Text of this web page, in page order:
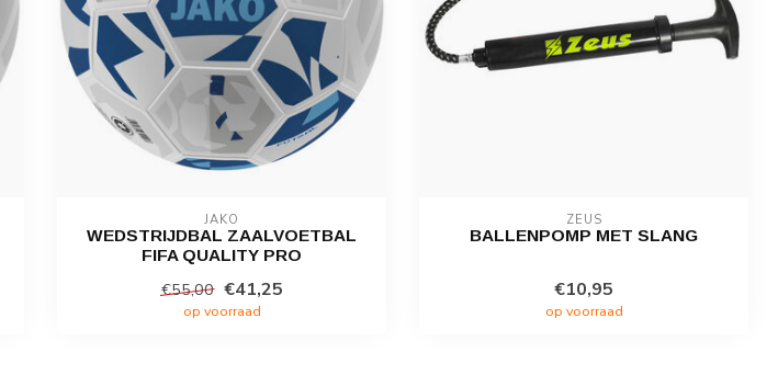
JAKO
WEDSTRIJDBAL ZAALVOETBAL
FIFA QUALITY PRO
€55,00 €41,25
op voorraad
ZEUS
BALLENPOMP MET SLANG
€10,95
op voorraad